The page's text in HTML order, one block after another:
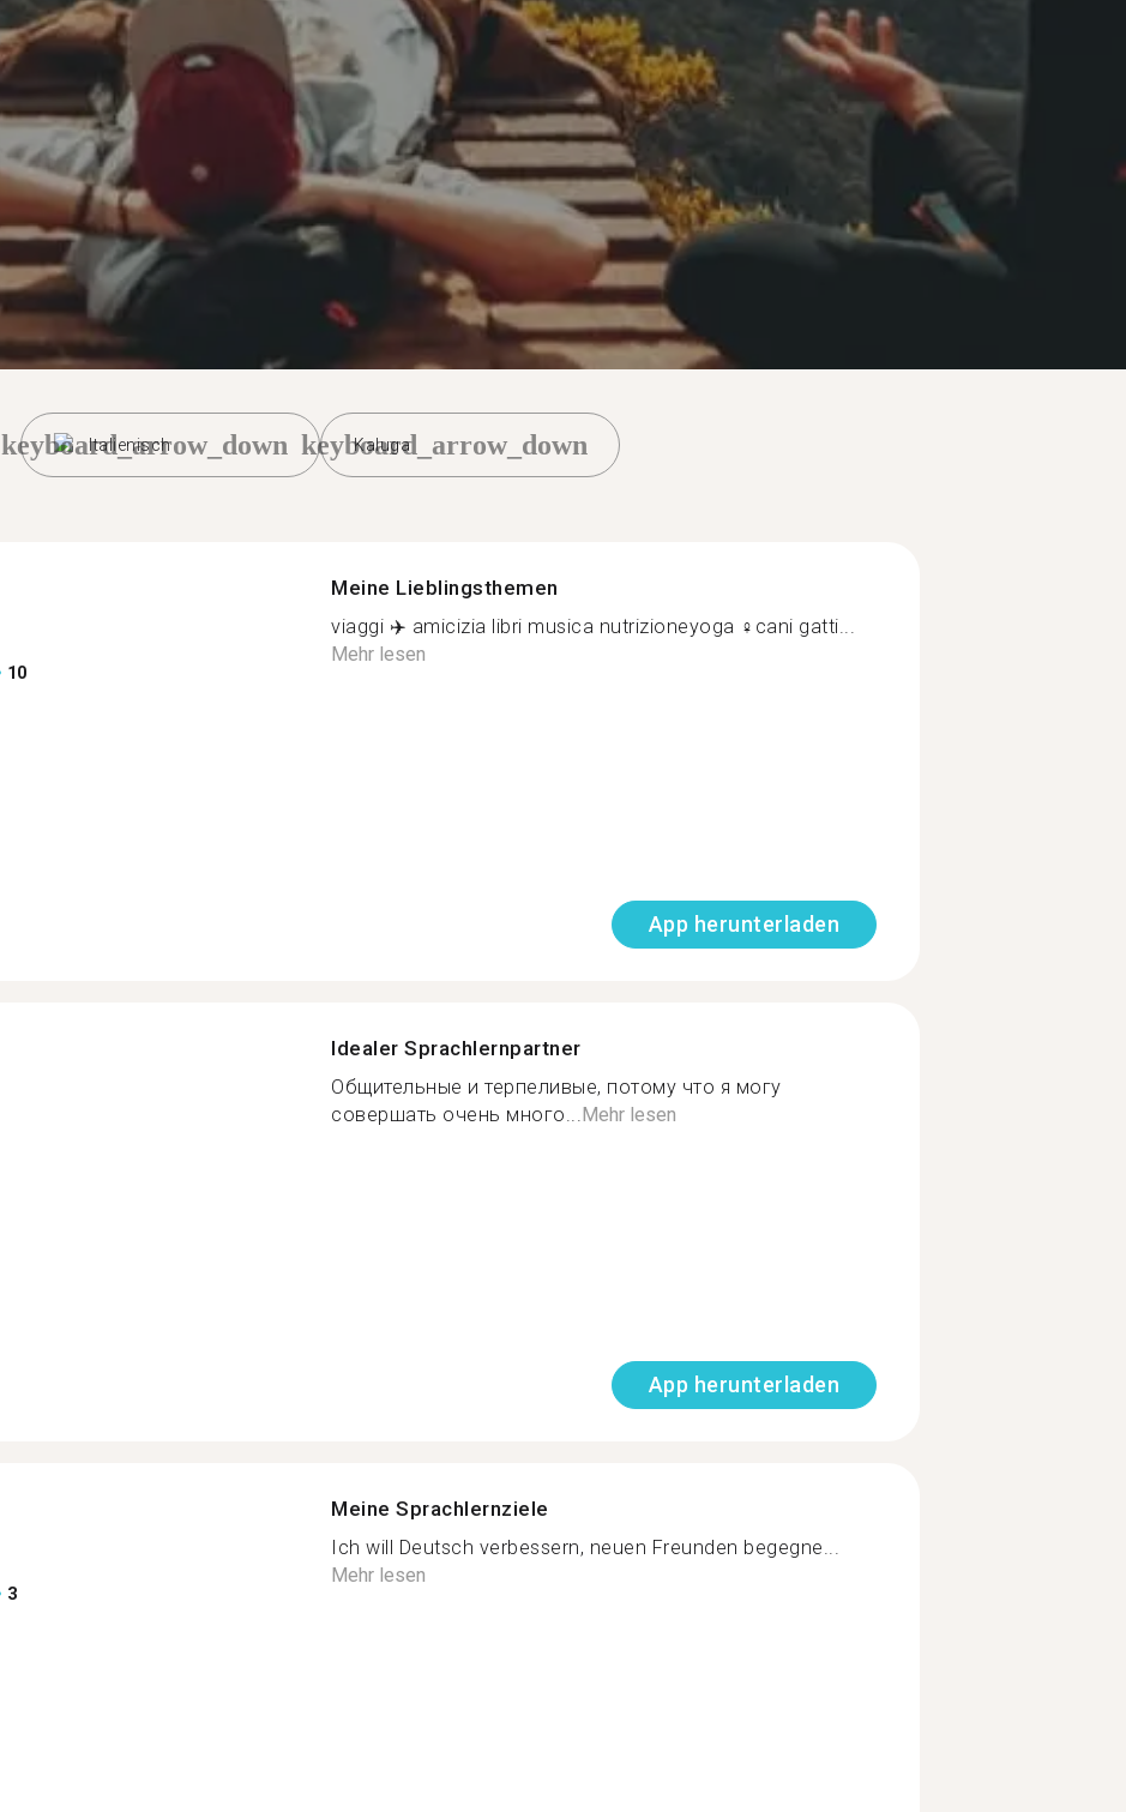
Italienisch
keyboard_arrow_down Kaluga
keyboard_arrow_down
10
Meine Lieblingsthemen
viaggi ✈️ amicizia libri musica nutrizioneyoga ‍♀️cani gatti...
Mehr lesen
App herunterladen
Idealer Sprachlernpartner
Общительные и терпеливые, потому что я могу
совершать очень много...Mehr lesen
App herunterladen
3
Meine Sprachlernziele
Ich will Deutsch verbessern, neuen Freunden begegne...
Mehr lesen